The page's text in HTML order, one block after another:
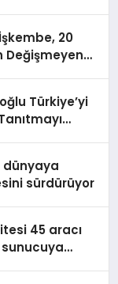
20
Değişmeyen
Türkiye’yi
dünyaya
sürdürüyor
45 aracı